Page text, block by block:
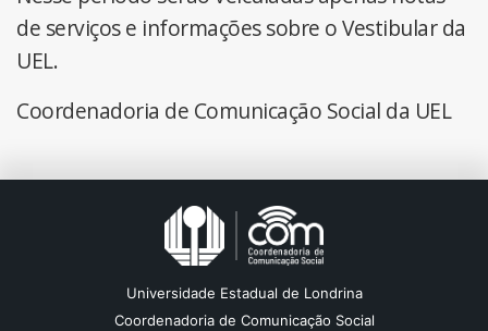
de serviços e informações sobre o Vestibular da
UEL.
Coordenadoria de Comunicação Social da UEL
Universidade Estadual de Londrina
Coordenadoria de Comunicação Social